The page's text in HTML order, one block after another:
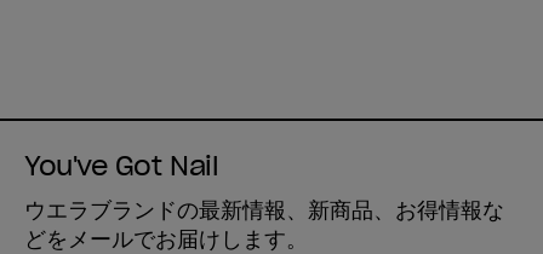
You've Got Nail
ウエラブランドの最新情報、新商品、お得情報な
どをメールでお届けします。